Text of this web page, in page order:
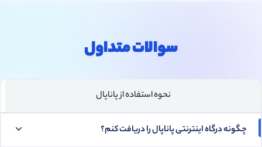
سوالات متداول
نحوه استفاده از پاناپال
چگونه درگاه اینترنتی پاناپال را دریافت کنم؟